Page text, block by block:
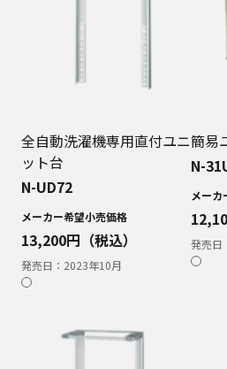
全自動洗濯機専用直付ユニ
ット台
N-UD72
メーカー希望小売価格
13,200円（税込）
発売日： 2023年10月
簡易
N-
メーカ
発売日